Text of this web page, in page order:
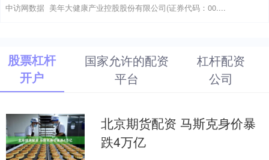
中访网数据 美年大健康产业控股股份有限公司(证券代码：00....
股票杠杆
开户
国家允许的配资
平台
杠杆配资
公司
北京期货配资 马斯克身价暴
跌4万亿